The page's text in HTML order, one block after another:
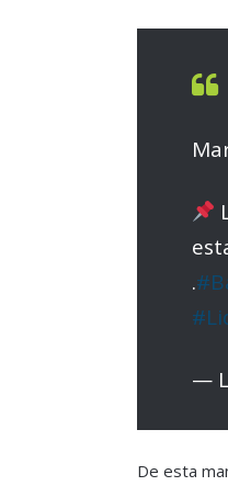
.
—
De esta